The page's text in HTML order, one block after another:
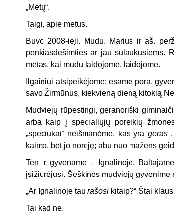
„Metų“.
Taigi, apie metus.
Buvo 2008-ieji. Mudu, Marius ir aš,
penkiasdešimties ar jau sulaukusiems.
metas, kai mudu laidojome, laidojome.
Ilgainiui atsipeikėjome: esame pora,
savo Žirmūnus, kiekvieną dieną kitokią
Mudviejų rūpestingi, geranoriški
arba kaip į specialiųjų poreikių
„speciukai“ neišmanėme, kas yra geras.
kaimo, bet jo norėję; abu nuo mažens
Ten ir gyvename – Ignalinoje,
įsižiūrėjusi. Šeškinės mudviejų gyvenime
„Ar Ignalinoje tau rašosi kitaip?“ Štai
Tai kad ne.